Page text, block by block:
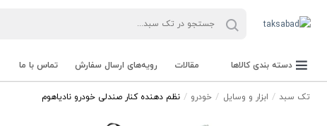
دسته بندی کالاها مقالات رویه‌های ارسال سفارش تماس با ما
تک سبد ابزار و وسایل خودرو نظم دهنده کنار صندلی خودرو نادیاهوم